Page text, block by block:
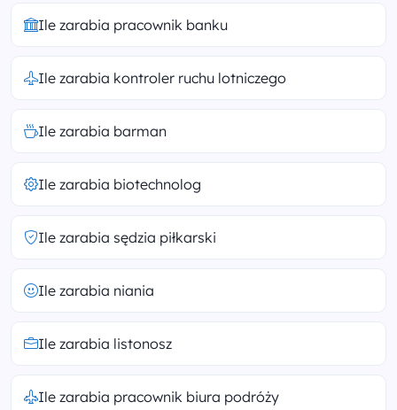
Ile zarabia pracownik banku
Ile zarabia kontroler ruchu lotniczego
Ile zarabia barman
Ile zarabia biotechnolog
Ile zarabia sędzia piłkarski
Ile zarabia niania
Ile zarabia listonosz
Ile zarabia pracownik biura podróży